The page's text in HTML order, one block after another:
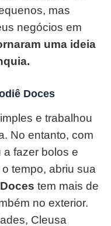
mas
negócios em
uma ideia
Doces
e trabalhou
No entanto, com
a fazer bolos e
tempo, abriu sua
tem mais de
no exterior.
Cleusa